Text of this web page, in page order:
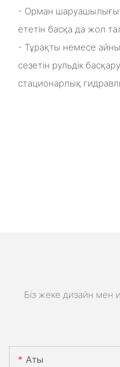
- Орман шаруашылығы,
ететін басқа да жол
- Тұрақты немесе
сезетін рульдік
стационарлық
Біз жеке дизайн мен
Аты